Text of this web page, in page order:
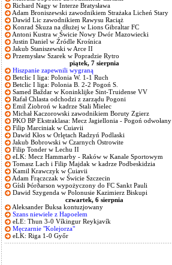
Richard Nagy w Interze Bratysława
Adam Broniszewski zawodnikiem Strażaka Licheń Stary
Dawid Lic zawodnikiem Rawysu Raciąż
Konrad Skuza na dłużej w Lions Gibraltar FC
Antoni Kustra w Świcie Nowy Dwór Mazowiecki
Justin Daniel w Źródle Krośnica
Jakub Staniszewski w Arce II
Przemysław Szarek w Popradzie Rytro
piątek, 7 sierpnia
Hiszpanie zapewnili wygraną
Betclic I liga: Polonia W. 1-1 Ruch
Betclic I liga: Polonia B. 2-2 Pogoń S.
Samed Baždar w Koninklijke Sint-Truidense VV
Rafał Chlasta odchodzi z zarządu Pogoni
Emil Ziobroń w kadrze Stali Mielec
Michał Kaczorowski zawodnikiem Boruty Zgierz
PKO BP Ekstraklasa: Mecz Jagiellonia - Pogoń odwołany
Filip Marciniak w Cuiavii
Dawid Kłos w Orlętach Radzyń Podlaski
Jakub Bobrowski w Czarnych Ostrowite
Filip Tonder w Lechu II
eLK: Mecz Hammarby - Raków w Kanale Sportowym
Tomasz Lach i Filip Majdak w kadrze Podbeskidzia
Kamil Krawczyk w Cuiavii
Adam Frączczak w Świcie Szczecin
Gísli Þórðarson wypożyczony do FC Sankt Pauli
Dawid Szygenda w Polonusie Kazimierz Biskupi
czwartek, 6 sierpnia
Aleksander Buksa kontuzjowany
Szans niewiele z Hapoelem
eLE: Thun 3-0 Víkingur Reykjavík
Męczarnie "Kolejorza"
eLK: Riga 1-0 Győr